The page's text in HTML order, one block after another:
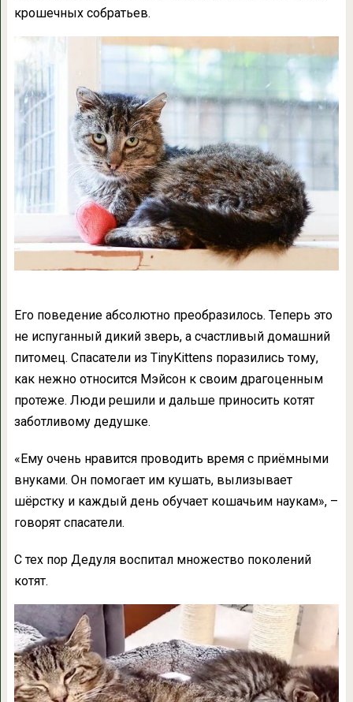
крошечных собратьев.
Его поведение абсолютно преобразилось. Теперь это
не испуганный дикий зверь, а счастливый домашний
питомец. Спасатели из TinyKittens поразились тому,
как нежно относится Мэйсон к своим драгоценным
протеже. Люди решили и дальше приносить котят
заботливому дедушке.
«Ему очень нравится проводить время с приёмными
внуками. Он помогает им кушать, вылизывает
шёрстку и каждый день обучает кошачьим наукам», –
говорят спасатели.
С тех пор Дедуля воспитал множество поколений
котят.